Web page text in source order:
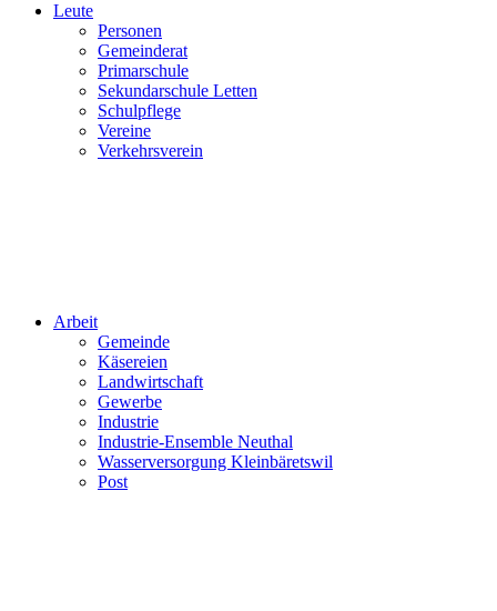
Leute
Personen
Gemeinderat
Primarschule
Sekundarschule Letten
Schulpflege
Vereine
Verkehrsverein
Arbeit
Gemeinde
Käsereien
Landwirtschaft
Gewerbe
Industrie
Industrie-Ensemble Neuthal
Wasserversorgung Kleinbäretswil
Post